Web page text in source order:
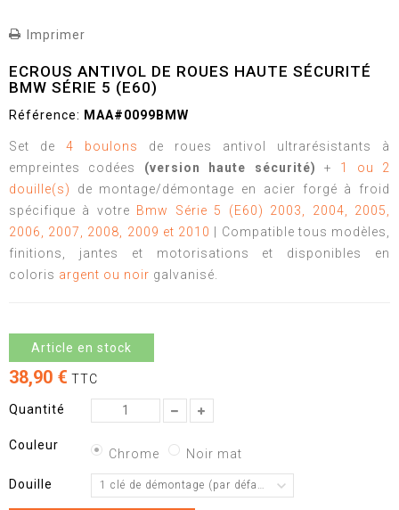
Imprimer
ECROUS ANTIVOL DE ROUES HAUTE SÉCURITÉ
BMW SÉRIE 5 (E60)
Référence: MAA#0099BMW
Set de 4 boulons
de roues antivol ultrarésistants à
empreintes codées (version haute sécurité) + 1 ou 2
douille(s)
de montage/démontage en acier forgé à froid
spécifique à votre Bmw Série 5 (E60) 2003, 2004, 2005,
2006, 2007, 2008, 2009 et 2010
| Compatible tous modèles,
finitions, jantes et motorisations et disponibles en
coloris argent ou noir galvanisé.
Article en stock
38,90 € TTC
Quantité
Couleur
Chrome Noir mat
Douille 1 clé de démontage (par défaut)